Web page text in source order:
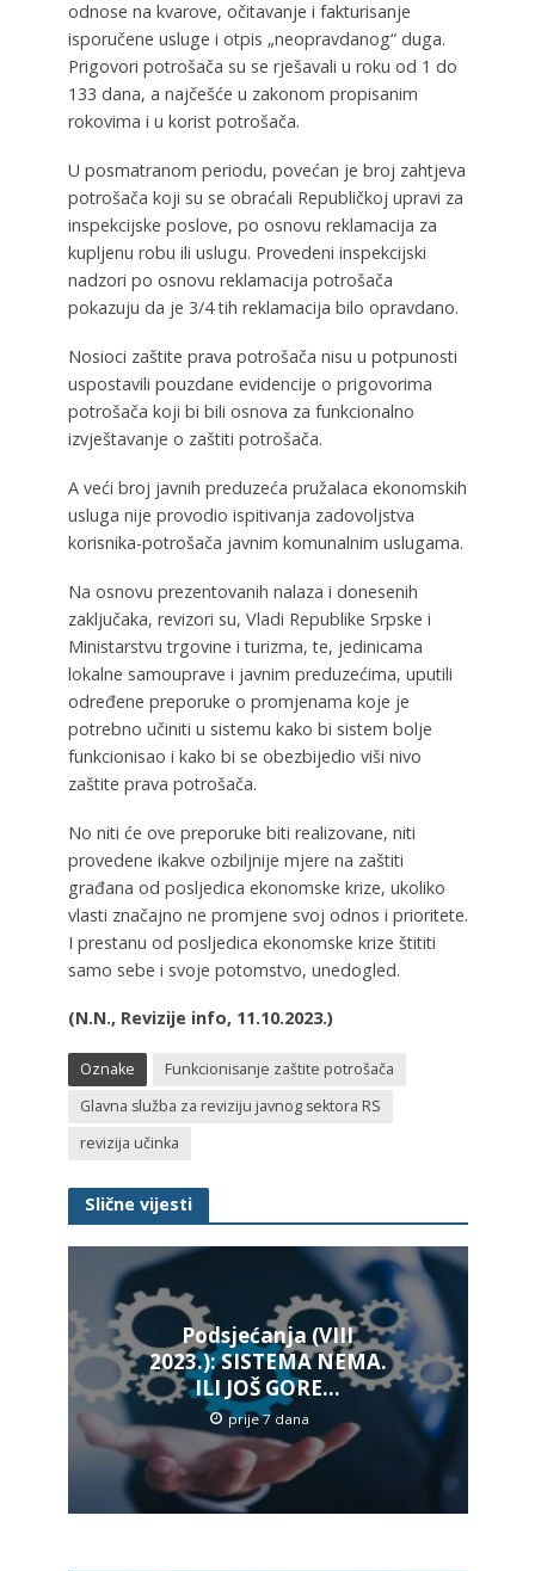
odnose na kvarove, očitavanje i fakturisanje
isporučene usluge i otpis „neopravdanog“ duga.
Prigovori potrošača su se rješavali u roku od 1 do
133 dana, a najčešće u zakonom propisanim
rokovima i u korist potrošača.
U posmatranom periodu, povećan je broj zahtjeva
potrošača koji su se obraćali Republičkoj upravi za
inspekcijske poslove, po osnovu reklamacija za
kupljenu robu ili uslugu. Provedeni inspekcijski
nadzori po osnovu reklamacija potrošača
pokazuju da je 3/4 tih reklamacija bilo opravdano.
Nosioci zaštite prava potrošača nisu u potpunosti
uspostavili pouzdane evidencije o prigovorima
potrošača koji bi bili osnova za funkcionalno
izvještavanje o zaštiti potrošača.
A veći broj javnih preduzeća pružalaca ekonomskih
usluga nije provodio ispitivanja zadovoljstva
korisnika-potrošača javnim komunalnim uslugama.
Na osnovu prezentovanih nalaza i donesenih
zaključaka, revizori su, Vladi Republike Srpske i
Ministarstvu trgovine i turizma, te, jedinicama
lokalne samouprave i javnim preduzećima, uputili
određene preporuke o promjenama koje je
potrebno učiniti u sistemu kako bi sistem bolje
funkcionisao i kako bi se obezbijedio viši nivo
zaštite prava potrošača.
No niti će ove preporuke biti realizovane, niti
provedene ikakve ozbiljnije mjere na zaštiti
građana od posljedica ekonomske krize, ukoliko
vlasti značajno ne promjene svoj odnos i prioritete.
I prestanu od posljedica ekonomske krize štititi
samo sebe i svoje potomstvo, unedogled.
(N.N., Revizije info, 11.10.2023.)
Oznake
Funkcionisanje zaštite potrošača
Glavna služba za reviziju javnog sektora RS
revizija učinka
Slične vijesti
Podsjećanja (VIII
2023.): SISTEMA NEMA.
ILI JOŠ GORE…
prije 7 dana